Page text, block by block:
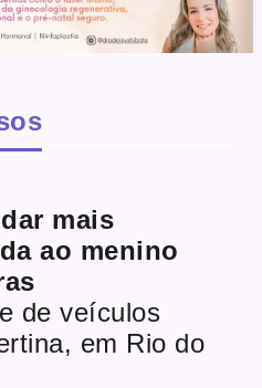
mais
ao menino
de veículos
em Rio do